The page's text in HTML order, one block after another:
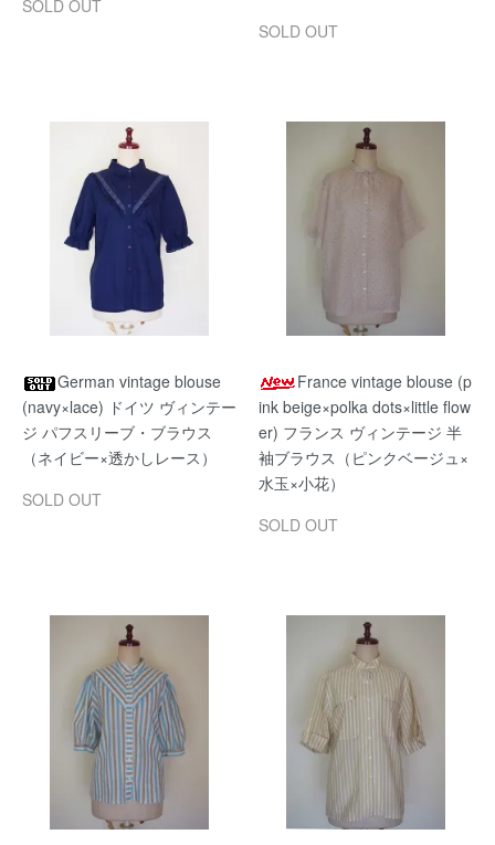
SOLD OUT
SOLD OUT
German vintage blouse
(navy×lace) ドイツ ヴィンテー
ジ パフスリーブ・ブラウス
（ネイビー×透かしレース）
SOLD OUT
France vintage blouse (p
ink beige×polka dots×little flow
er) フランス ヴィンテージ 半
袖ブラウス（ピンクベージュ×
水玉×小花）
SOLD OUT